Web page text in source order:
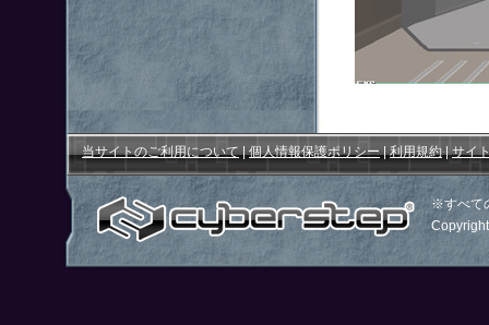
当サイトのご利用について| 個人情報保護ポリシー| 利用規約| サイ
※すべて